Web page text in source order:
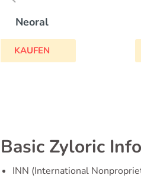
Basic Zyloric
INN (International